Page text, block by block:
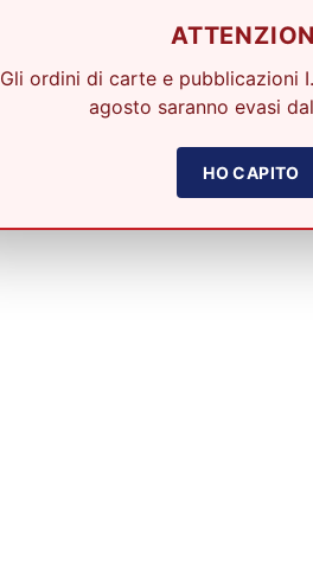
Gli ordini di carte e pubblicazioni
agosto saranno evasi
HO CAPITO